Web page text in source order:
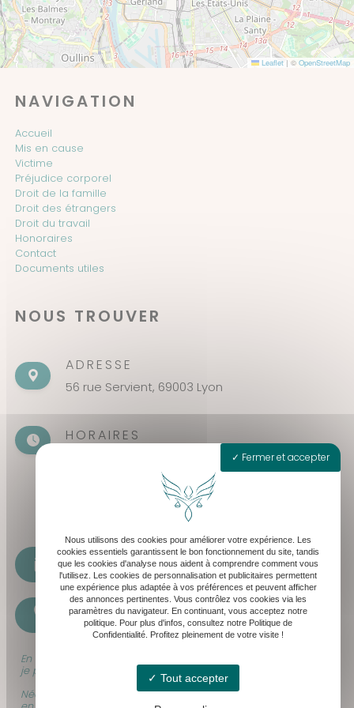
Leaflet | © OpenStreetMap
NAVIGATION
Accueil
Mis en cause
Victime
Préjudice corporel
Droit de la famille
Droit des étrangers
Droit du travail
Honoraires
Contact
Documents utiles
NOUS TROUVER
ADRESSE
56 rue Servient, 69003 Lyon
HORAIRES
Seulement sur rendez-vous
Lundi - Vendredi : 8h30 - 19h30
Samedi : 8h30 - 13h
cabinet@levequeavocat.fr
07 61 17 34 46
En raison de mes audiences et déplacements professionnels,
je peux être momentanément indisponible.
Néanmoins, soyez rassurés que tous vos appels sont bien pris
Fermer et accepter
Nous utilisons des cookies pour améliorer votre expérience. Les
cookies essentiels garantissent le bon fonctionnement du site, tandis
que les cookies d'analyse nous aident à comprendre comment vous
l'utilisez. Les cookies de personnalisation et publicitaires permettent
une expérience plus adaptée à vos préférences et peuvent afficher
des annonces pertinentes. Vous contrôlez vos cookies via les
paramètres du navigateur. En continuant, vous acceptez notre
politique. Pour plus d'infos, consultez notre Politique de
Confidentialité. Profitez pleinement de votre visite !
Tout accepter